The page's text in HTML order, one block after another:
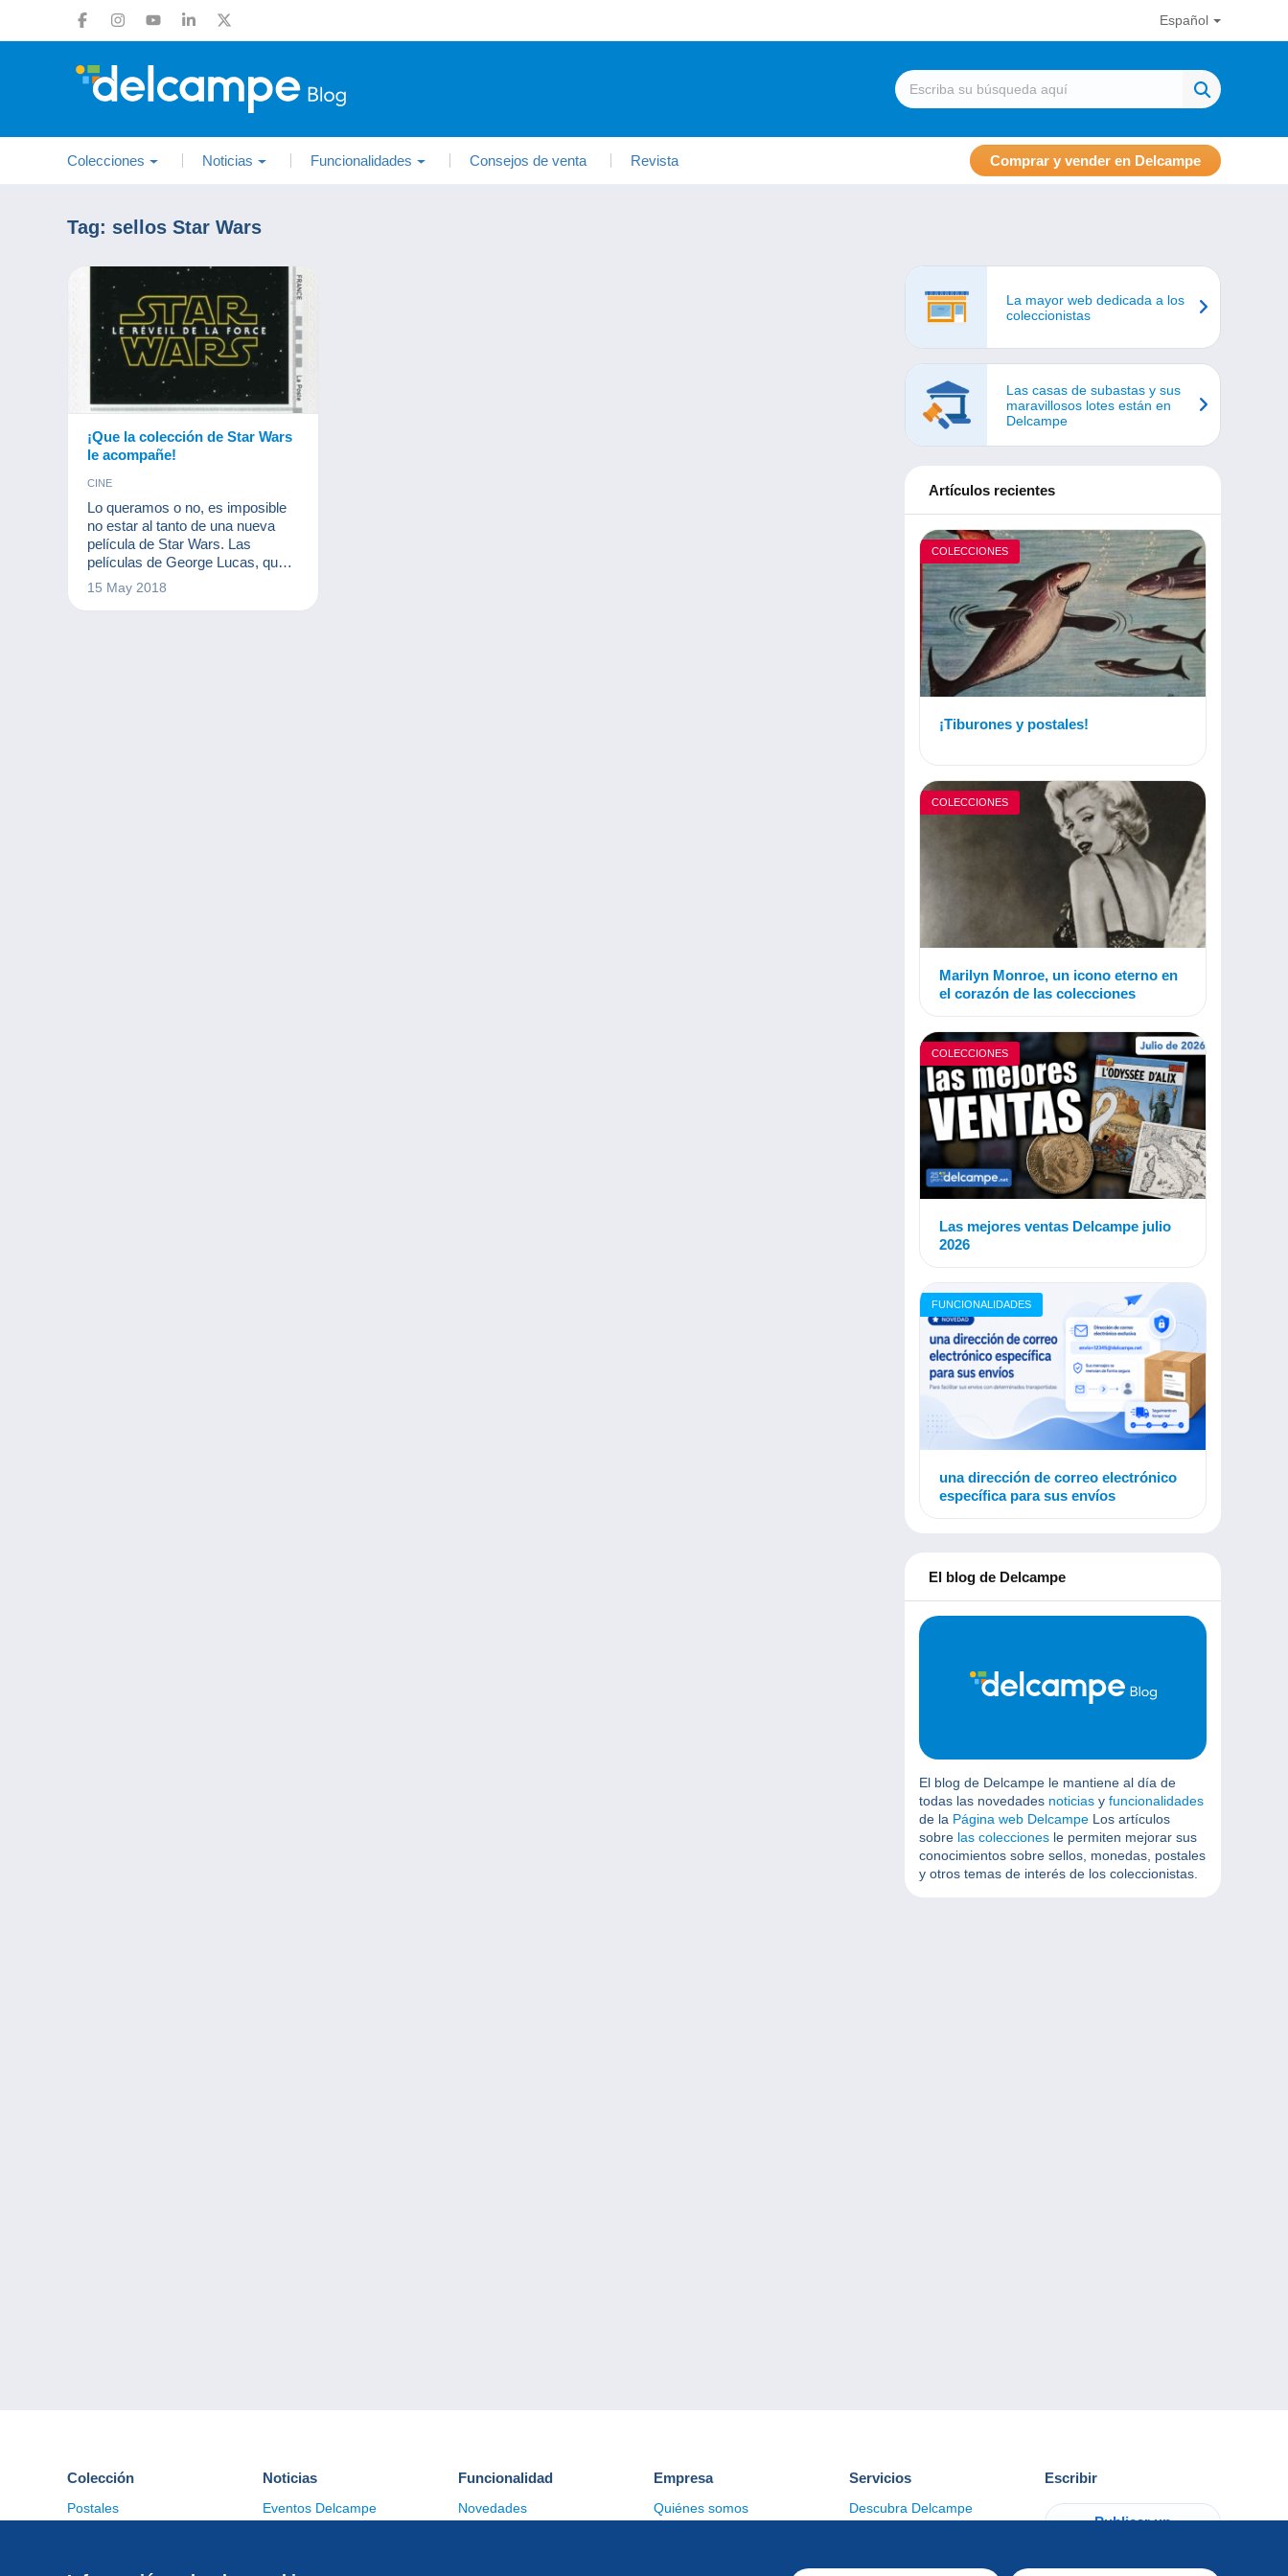
Español
Colecciones Noticias Funcionalidades Consejos de venta Revista Comprar y vender en Delcampe
Tag: sellos Star Wars
¡Que la colección de Star Wars
le acompañe!
CINE
Lo queramos o no, es imposible
no estar al tanto de una nueva
película de Star Wars. Las
películas de George Lucas, que
comenzaron en los años 70,
continúan siendo un éxito. Y por
15 May 2018
La mayor web dedicada a los
coleccionistas
Las casas de subastas y sus
maravillosos lotes están en
Delcampe
Artículos recientes
COLECCIONES
¡Tiburones y postales!
COLECCIONES
Marilyn Monroe, un icono eterno en
el corazón de las colecciones
COLECCIONES
Las mejores ventas Delcampe julio
2026
FUNCIONALIDADES
una dirección de correo electrónico
específica para sus envíos
El blog de Delcampe
El blog de Delcampe le mantiene al día de
todas las novedades noticias y funcionalidades
de la Página web Delcampe Los artículos
sobre las colecciones le permiten mejorar sus
conocimientos sobre sellos, monedas, postales
y otros temas de interés de los coleccionistas.
Colección
Postales
Noticias
Eventos Delcampe
Funcionalidad
Novedades
Empresa
Quiénes somos
Servicios
Descubra Delcampe
Escribir
Publicar un